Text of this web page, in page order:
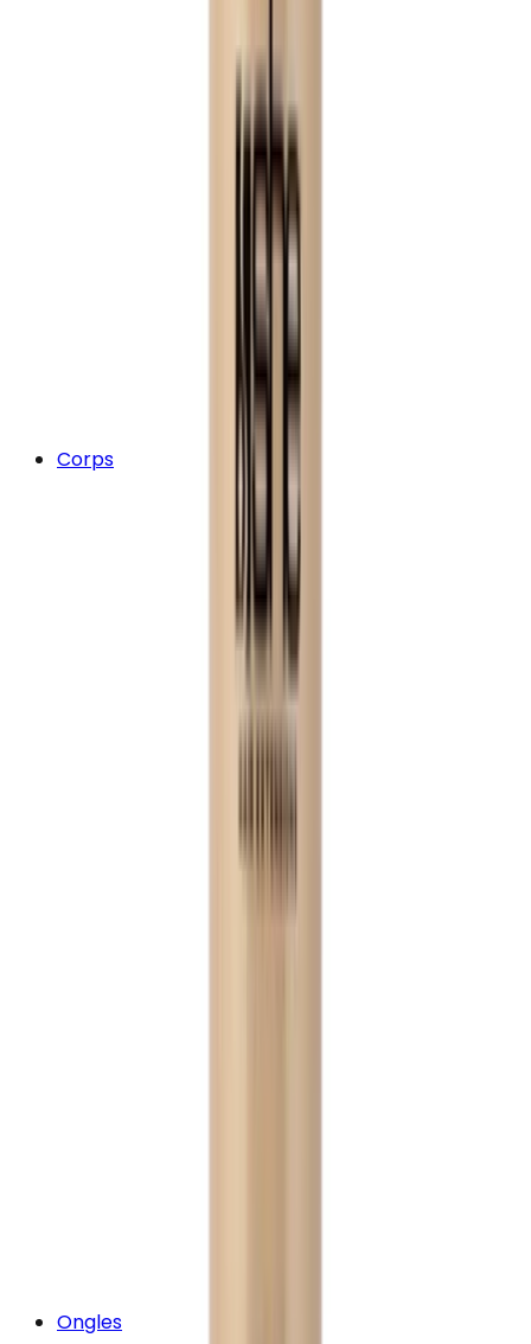
Corps
Ongles